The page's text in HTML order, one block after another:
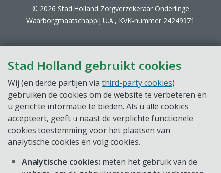
Stad Holland gebruikt cookies
Wij (en derde partijen via third-party cookies)
gebruiken de cookies om de website te verbeteren en
u gerichte informatie te bieden. Als u alle cookies
accepteert, geeft u naast de verplichte functionele
cookies toestemming voor het plaatsen van
analytische cookies en volg cookies.
Analytische cookies: meten het gebruik van de
© 2026 Stad Holland Zorgverzekeraar Onderlinge
Waarborgmaatschappij U.A., KVK-nummer 24249971